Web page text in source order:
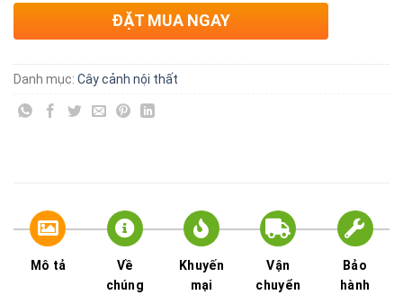
ĐẶT MUA NGAY
Danh mục: Cây cảnh nội thất
Mô tả
Về
chúng
Khuyến
mại
Vận
chuyển
Bảo
hành